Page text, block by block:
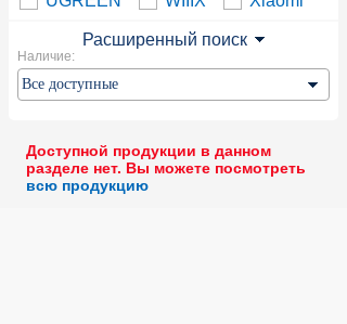
Расширенный поиск
Наличие:
Доступной продукции в данном
разделе нет. Вы можете посмотреть
всю продукцию